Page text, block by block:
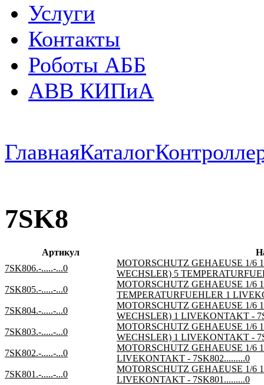
Услуги
Контакты
Роботы АББ
ABB КИПиА
ГлавнаяКаталог
7SK8
Артикул
7SK806.-.....-...0
MOTORSCHUTZ GEHAEUSE 1/6
WECHSLER) 5
7SK805.-.....-...0
MOTORSCHUTZ GEHAEUSE 1/6
TEMPERATURFUEHLER 1
7SK804.-.....-...0
MOTORSCHUTZ GEHAEUSE 1/6
WECHSLER) 1 LIVEKONTAKT -
7SK803.-.....-...0
MOTORSCHUTZ GEHAEUSE 1/6
WECHSLER) 1 LIVEKONTAKT -
7SK802.-.....-...0
MOTORSCHUTZ GEHAEUSE 1/6
LIVEKONTAKT - 7SK802.........0
7SK801.-.....-...0
MOTORSCHUTZ GEHAEUSE 1/6
LIVEKONTAKT - 7SK801.........0